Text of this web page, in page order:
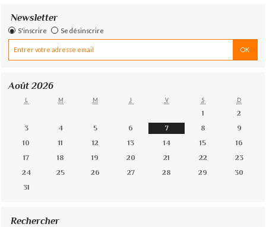
Newsletter
S'inscrire Se désinscrire
Août 2026
L M M J V S D
1
2
3
4 5 6 7 8
9
10
11 12 13 14 15
16
17
18 19 20 21 22
23
24
25 26 27 28 29
30
31
Rechercher